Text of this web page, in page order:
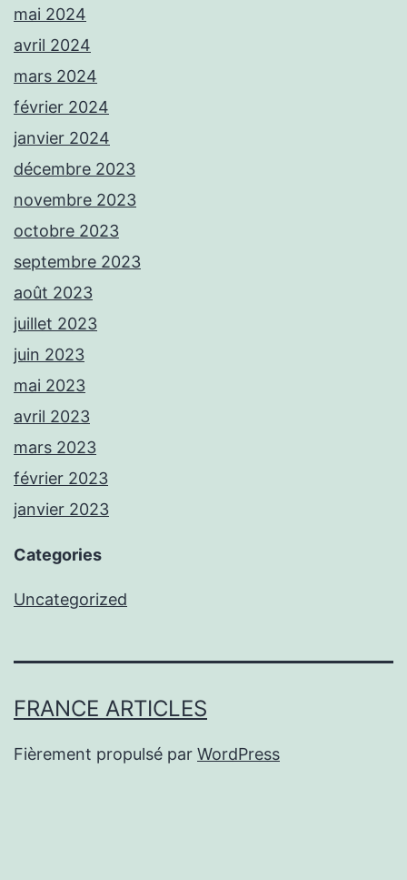
mai 2024
avril 2024
mars 2024
février 2024
janvier 2024
décembre 2023
novembre 2023
octobre 2023
septembre 2023
août 2023
juillet 2023
juin 2023
mai 2023
avril 2023
mars 2023
février 2023
janvier 2023
Categories
Uncategorized
FRANCE ARTICLES
Fièrement propulsé par WordPress